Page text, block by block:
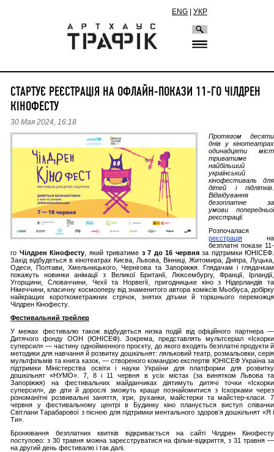
ENG УКР
СТАРТУЄ РЕЄСТРАЦІЯ НА ОФЛАЙН-ПОКАЗИ 11-ГО ЧІЛДРЕН
КІНОФЕСТУ
30 Мая 2024, 16:18
Протягом десяти
днів у кінотеатрах
одинадцяти міст
триватиме
найбільший
український
кінофестиваль для
дітей і підлітків.
Відвідування
безоплатне за
умови попередньої
реєстрації.
Розпочалася
реєстрація на
безплатні покази 11-
го Чілдрен Кінофесту , який триватиме з 7 до 16 червняза підтримки ЮНІСЕФ.
Захід відбудеться в кінотеатрах Києва, Львова, Вінниці, Житомира, Дніпра, Луцька,
Одеси, Полтави, Хмельницького, Чернігова та Запоріжжя. Глядачам і глядачкам
покажуть новинки анімації з Великої Британії, Люксембургу, Франції, Ірландії,
Угорщини, Словаччини, Чехії та Норвегії, пригодницьке кіно з Нідерландів та
Німеччини, класичну космооперу від знаменитого автора коміксів Мьобіуса, добірку
найкращих короткометражних стрічок, знятих дітьми й торішнього переможця
Чілдрен Кінофесту.
Фестивальний трейлер
У межах фестивалю також відбудеться низка подій від офіційного партнера —
Дитячого фонду ООН (ЮНІСЕФ). Зокрема, представлять мультсеріал «Іскорки
суперсил» — частину однойменного проєкту, до якого входять безплатні продукти й
методики для навчання й розвитку дошкільнят: ляльковий театр, розмальовки, серія
мультфільмів та книга казок, — створеного командою експертів ЮНІСЕФ Україна за
підтримки Міністерства освіти і науки України для платформи для розвитку
дошкільнят «НУМО». 7, 8 і 11 червня в усіх містах (за винятком Львова та
Запоріжжя) на фестивальних майданчиках діятимуть дитячі точки «Іскорки
суперсил», де діти й дорослі зможуть краще познайомитися з Іскорками через
різноманітні розвивальні заняття, ігри, руханки, майстерки та майстер-класи. 7
червня у фестивальному центрі в Будинку кіно планується виступ співачки
Світлани Тарабарової з піснею для підтримки ментального здоровʼя дошкільнят «Я і
Ти».
Бронювання безплатних квитків відкривається на сайті Чілдрен Кінофесту
поступово: з 30 травня можна зареєструватися на фільм-відкриття, з 31 травня —
на другий день фестивалю і так далі.